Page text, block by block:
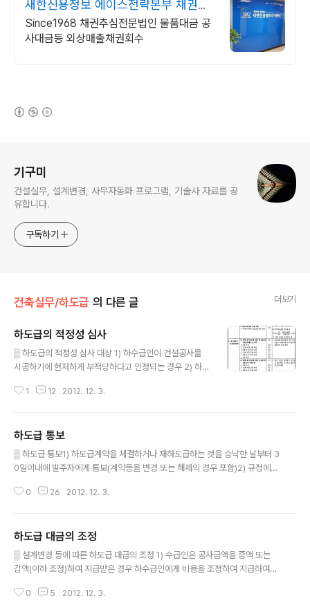
새한신용정보 에이스전략본부 채권추
심 신용조사
Since1968 채권추심전문법인 물품대금 공
사대금등 외상매출채권회수
기구미
건설실무, 설계변경, 사무자동화 프로그램, 기술사 자료를 공
유합니다.
구독하기
건축실무/하도급 의 다른 글 더보기
하도급의 적정성 심사
▒ 하도급의 적정성 심사 대상 1) 하수급인이 건설공사를
시공하기에 현저하게 부적당하다고 인정되는 경우 2) 하도
민간공사 : 발주자는 하수급인의 시공능력, 하도급계약내
능력, 하도급계약내용의 적정성 등을 심사하여야 한다. ▒
하도급 계약 심사 위원회 1) 구성 : 위원장 1명, 부위원장 1
명 포함하여 10명 이내의 위원으로 구성 2) 위원장 : 발주
공무원 중에서, 제2항에 따른 공공기관의 경우에는 1급 이
1 12 2012. 12. 3.
하도급 통보
▒ 하도급 통보1) 하도급계약을 체결하거나 재하도급하는 것을 승낙한 날부터 3
0일이내에 발주자에게 통보(계약등을 변경 또는 해제의 경우 포함)2) 규정에
3) 하도급을 하려는 부분이 그 공사의 주요부분에 해당하는 경우로서 발주자가
여 통보 한 때에는 발주자 또는 수급인에게 자신이 시공한 공사의 종류 및 공사
기간 등을 직접 통보할 수 있다. ☞ 하도급율이 82% 미만인 경우 : 하도급 적정
성 심사 대상(클릭) ▒ 구비서류1) 하도급계약의 통보① 건설공사의 하도급계약
0 26 2012. 12. 3.
하도급 대금의 조정
▒ 설계변경 등에 따른 하도급 대금의 조정 1) 수급인은 공사금액을 증액 또는
감액(이하 조정)하여 지급받은 경우 하수급인에게 비용을 조정하여 지급하여야
15일 이내에 공사금액의 조정사유와 내용을 하수급인에게 통보하여야 한다. 3)
0 5 2012. 12. 3.